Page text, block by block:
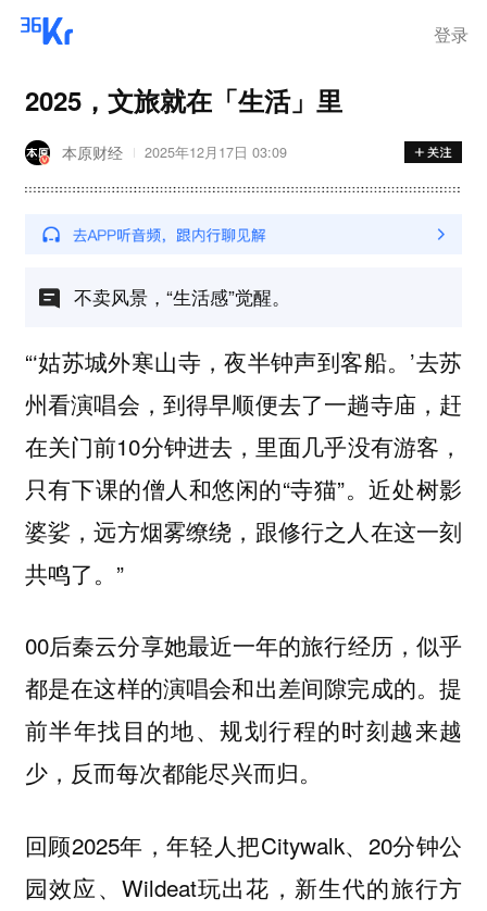
登录
2025，文旅就在「生活」里
本原财经 2025年12月17日 03:09
不卖风景，“生活感”觉醒。
“‘姑苏城外寒山寺，夜半钟声到客船。’去苏
州看演唱会，到得早顺便去了一趟寺庙，赶
在关门前10分钟进去，里面几乎没有游客，
只有下课的僧人和悠闲的“寺猫”。近处树影
婆娑，远方烟雾缭绕，跟修行之人在这一刻
共鸣了。”
00后秦云分享她最近一年的旅行经历，似乎
都是在这样的演唱会和出差间隙完成的。提
前半年找目的地、规划行程的时刻越来越
少，反而每次都能尽兴而归。
回顾2025年，年轻人把Citywalk、20分钟公
园效应、Wildeat玩出花，新生代的旅行方